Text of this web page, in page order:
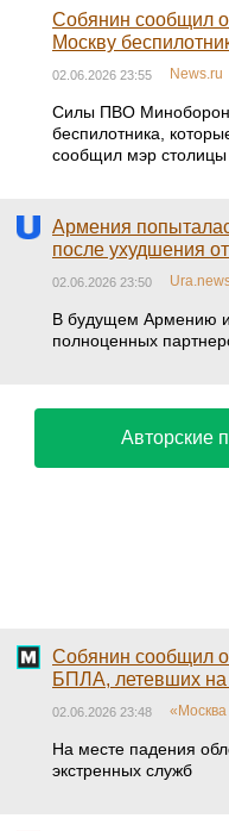
Собянин сообщил о
Москву
02.06.2026 23:55 News.ru
Силы ПВО
беспилотника,
сообщил мэр столицы
Армения
после ухудшения
02.06.2026 23:50
В будущем Армению
полноценных
Авторские
Собянин сообщил
БПЛА, летевших на
02.06.2026 23:48 «Москва
На месте падения
экстренных служб